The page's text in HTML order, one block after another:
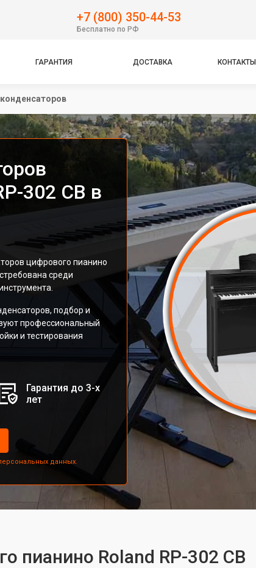
+7 (800) 350-44-53
Бесплатно по РФ
ГАРАНТИЯ ДОСТАВКА КОНТАКТЫ
302 CB в
цифрового пианино
среди
подбор и
профессиональный
и тестирования
Гарантия до 3-х
лет
данных.
пианино Roland RP-302 CB